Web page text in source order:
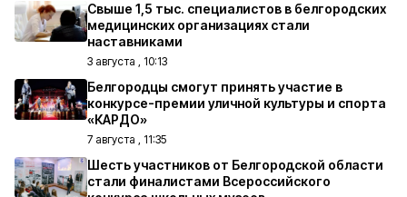
Свыше 1,5 тыс. специалистов в белгородских
медицинских организациях стали
наставниками
3 августа , 10:13
Белгородцы смогут принять участие в
конкурсе-премии уличной культуры и спорта
«КАРДО»
7 августа , 11:35
Шесть участников от Белгородской области
стали финалистами Всероссийского